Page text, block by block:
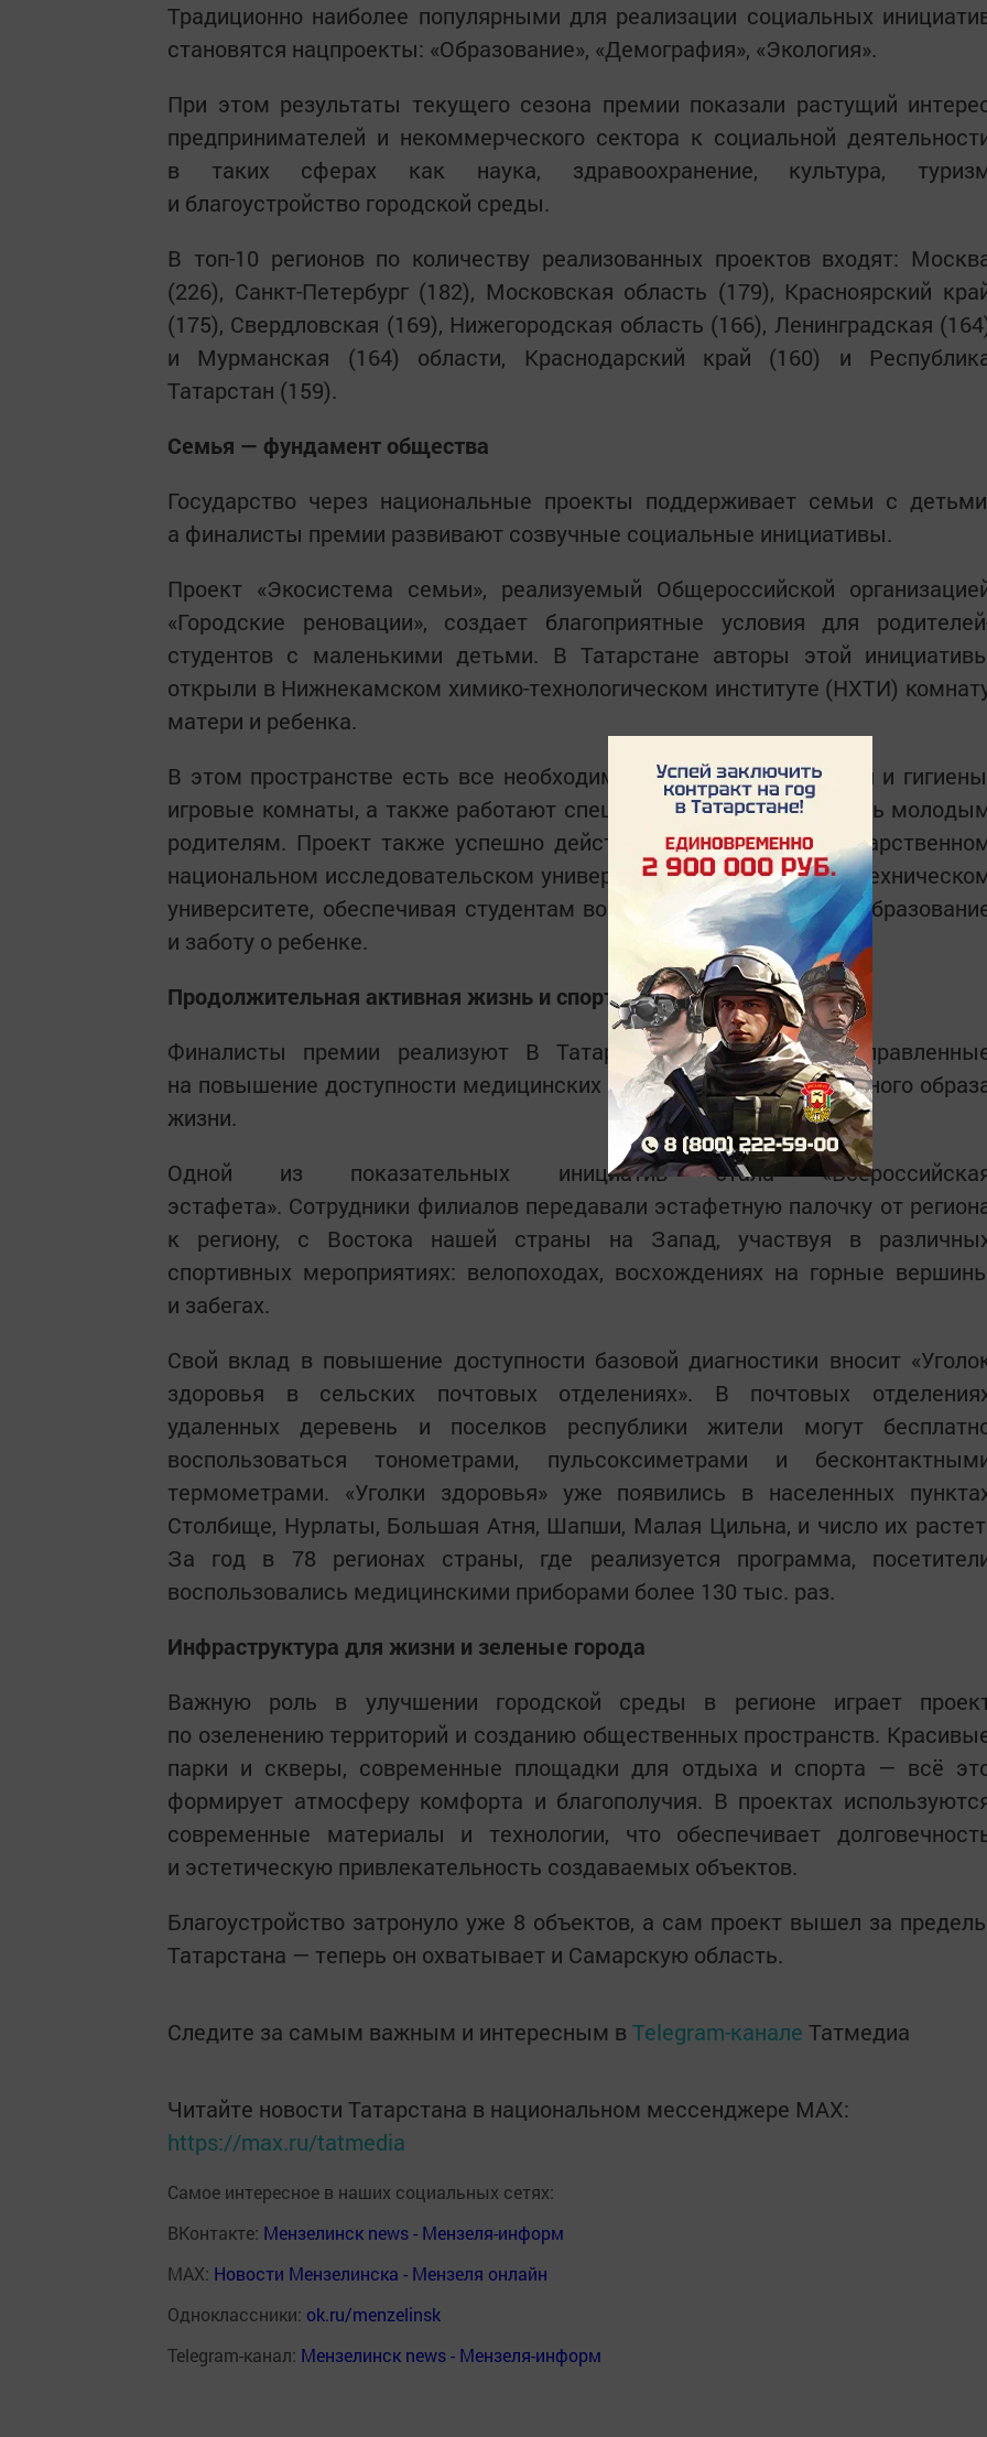
Традиционно наиболее популярными для реализации социальных
становятся нацпроекты: «Образование», «Демография», «Экология».
При этом результаты текущего сезона премии показали растущий
предпринимателей и некоммерческого сектора к социальной
в таких сферах как наука, здравоохранение, культура,
и благоустройство городской среды.
В топ-10 регионов по количеству реализованных проектов входят:
(226), Санкт-Петербург (182), Московская область (179), Красноярский
(175), Свердловская (169), Нижегородская область (166), Ленинградская
и Мурманская (164) области, Краснодарский край (160) и
Татарстан (159).
Семья — фундамент общества
Государство через национальные проекты поддерживает семьи с
а финалисты премии развивают созвучные социальные инициативы.
Проект «Экосистема семьи», реализуемый Общероссийской
«Городские реновации», создает благоприятные условия для
студентов с маленькими детьми. В Татарстане авторы этой
открыли в Нижнекамском химико-технологическом институте (НХТИ)
матери и ребенка.
В этом пространстве есть все необходимое: зоны для кормления и
игровые комнаты, а также работают специалисты, готовые помочь
родителям. Проект также успешно действует в Пермском
национальном исследовательском университете и Томском
университете, обеспечивая студентам возможность совмещать
и заботу о ребенке.
Продолжительная активная жизнь и спорт
Финалисты премии реализуют В Татарстане инициативы,
на повышение доступности медицинских услуг и поддержку активного
жизни.
Одной из показательных инициатив стала
эстафета». Сотрудники филиалов передавали эстафетную палочку от
к региону, с Востока нашей страны на Запад, участвуя в
спортивных мероприятиях: велопоходах, восхождениях на горные
и забегах.
Свой вклад в повышение доступности базовой диагностики вносит
здоровья в сельских почтовых отделениях». В почтовых
удаленных деревень и поселков республики жители могут
воспользоваться тонометрами, пульсоксиметрами и
термометрами. «Уголки здоровья» уже появились в населенных
Столбище, Нурлаты, Большая Атня, Шапши, Малая Цильна, и число их
За год в 78 регионах страны, где реализуется программа,
воспользовались медицинскими приборами более 130 тыс. раз.
Инфраструктура для жизни и зеленые города
Важную роль в улучшении городской среды в регионе играет
по озеленению территорий и созданию общественных пространств.
парки и скверы, современные площадки для отдыха и спорта — всё
формирует атмосферу комфорта и благополучия. В проектах
современные материалы и технологии, что обеспечивает
и эстетическую привлекательность создаваемых объектов.
Благоустройство затронуло уже 8 объектов, а сам проект вышел за
Татарстана — теперь он охватывает и Самарскую область.
Следите за самым важным и интересным в Telegram-канале Татмедиа
Читайте новости Татарстана в национальном мессенджере MАХ:
https://max.ru/tatmedia
Самое интересное в наших социальных сетях:
ВКонтакте: Мензелинск news - Мензеля-информ
MAX: Новости Мензелинска - Мензеля онлайн
Одноклассники: ok.ru/menzelinsk
Telegram-канал: Мензелинск news - Мензеля-информ